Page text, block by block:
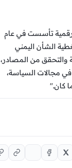
رقمية تأسست في عام
الشأن اليمني
والتحقق من المصادر،
مجالات السياسة،
كان."